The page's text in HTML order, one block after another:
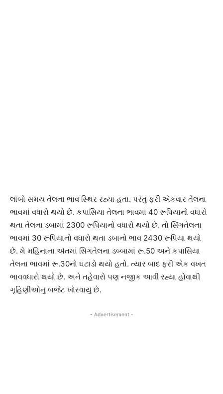
લાંબો સમય તેલના ભાવ સ્થિર રહ્યા હતા. પરંતુ ફરી એકવાર તેલના
ભાવમાં વધારો થયો છે. કપાસિયા તેલના ભાવમાં 40 રૂપિયાનો વધારો
થતા તેલના ડબામાં 2300 રૂપિયાનો વધારો થયો છે. તો સિંગતેલના
ભાવમાં 30 રૂપિયાનો વધારો થતા ડબાનો ભાવ 2430 રૂપિયા થયો
છે. મે મહિનાના અંતમાં સિંગતેલના ડબ્બામાં રૂ.50 અને કપાસિયા
તેલના ભાવમાં રૂ.30નો ઘટાડો થયો હતો. ત્યાર બાદ ફરી એક વખત
ભાવવધારો થયો છે. અને તહેવારો પણ નજીક આવી રહ્યા હોવાથી
ગૃહિણીઓનું બજેટ ખોરવાયું છે.
- Advertisement -